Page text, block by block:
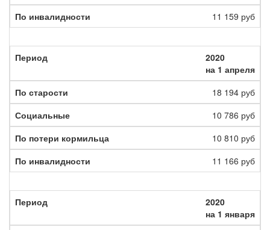
11 159 руб
2020
на 1 апреля
18 194 руб
10 786 руб
10 810 руб
11 166 руб
2020
на 1 января